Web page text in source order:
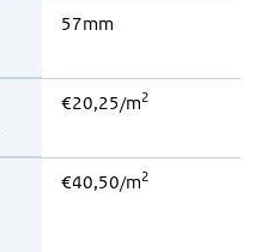
57mm
€20,25/m2
€40,50/m2